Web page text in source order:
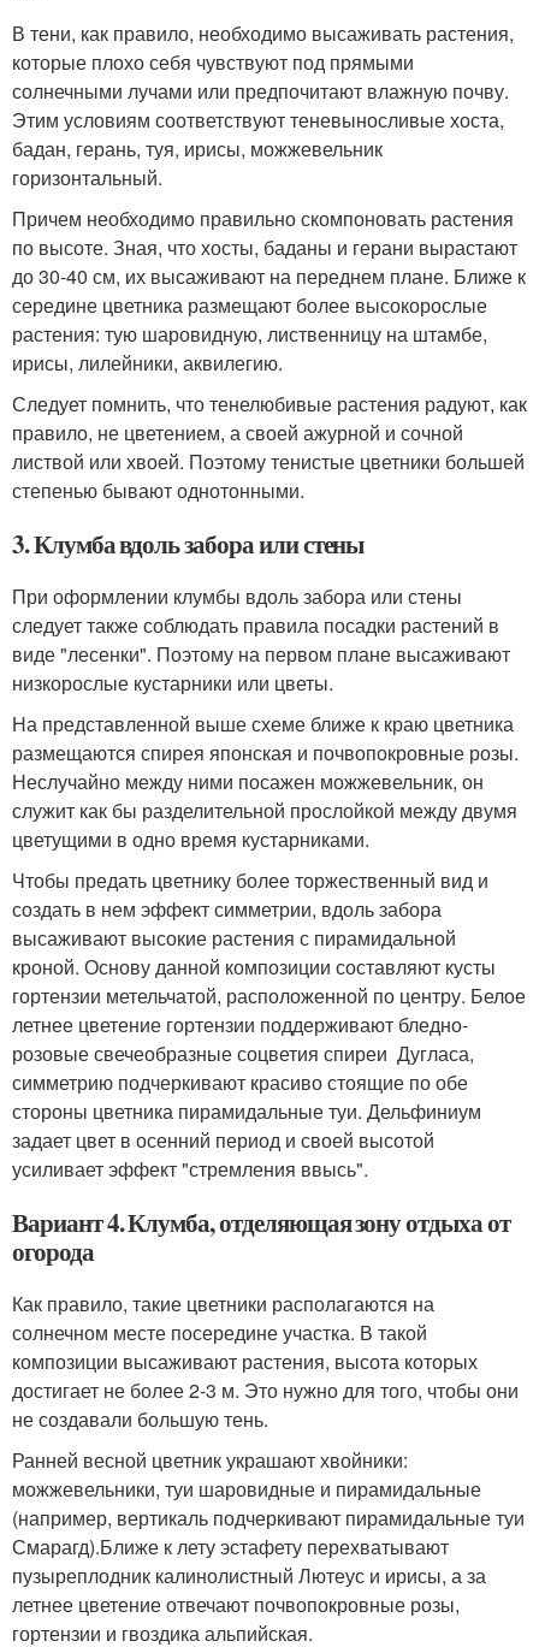
В тени, как правило, необходимо высаживать растения,
которые плохо себя чувствуют под прямыми
солнечными лучами или предпочитают влажную почву.
Этим условиям соответствуют теневыносливые хоста,
бадан, герань, туя, ирисы, можжевельник
горизонтальный.
Причем необходимо правильно скомпоновать растения
по высоте. Зная, что хосты, баданы и герани вырастают
до 30-40 см, их высаживают на переднем плане. Ближе к
середине цветника размещают более высокорослые
растения: тую шаровидную, лиственницу на штамбе,
ирисы, лилейники, аквилегию.
Следует помнить, что тенелюбивые растения радуют, как
правило, не цветением, а своей ажурной и сочной
листвой или хвоей. Поэтому тенистые цветники большей
степенью бывают однотонными.
3. Клумба вдоль забора или стены
При оформлении клумбы вдоль забора или стены
следует также соблюдать правила посадки растений в
виде "лесенки". Поэтому на первом плане высаживают
низкорослые кустарники или цветы.
На представленной выше схеме ближе к краю цветника
размещаются спирея японская и почвопокровные розы.
Неслучайно между ними посажен можжевельник, он
служит как бы разделительной прослойкой между двумя
цветущими в одно время кустарниками.
Чтобы предать цветнику более торжественный вид и
создать в нем эффект симметрии, вдоль забора
высаживают высокие растения с пирамидальной
кроной. Основу данной композиции составляют кусты
гортензии метельчатой, расположенной по центру. Белое
летнее цветение гортензии поддерживают бледно-
розовые свечеобразные соцветия спиреи Дугласа,
симметрию подчеркивают красиво стоящие по обе
стороны цветника пирамидальные туи. Дельфиниум
задает цвет в осенний период и своей высотой
усиливает эффект "стремления ввысь".
Вариант 4. Клумба, отделяющая зону отдыха от
огорода
Как правило, такие цветники располагаются на
солнечном месте посередине участка. В такой
композиции высаживают растения, высота которых
достигает не более 2-3 м. Это нужно для того, чтобы они
не создавали большую тень.
Ранней весной цветник украшают хвойники:
можжевельники, туи шаровидные и пирамидальные
(например, вертикаль подчеркивают пирамидальные туи
Смарагд).Ближе к лету эстафету перехватывают
пузыреплодник калинолистный Лютеус и ирисы, а за
летнее цветение отвечают почвопокровные розы,
гортензии и гвоздика альпийская.